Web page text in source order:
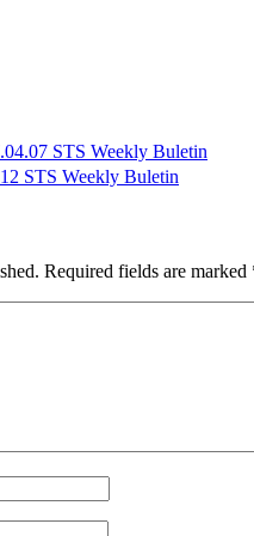
STS Weekly Buletin
STS Weekly Buletin
Required fields are marked